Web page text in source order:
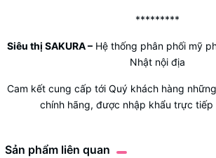
*********
Siêu thị SAKURA –Hệ thống phân phối mỹ
Nhật nội địa
Cam kết cung cấp tới Quý khách hàng
chính hãng, được nhập khẩu trực tiếp
Sản phẩm liên quan